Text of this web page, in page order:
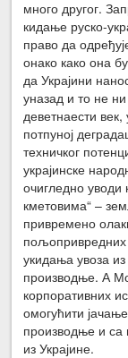
много другог.
кидање руско-
право да
онако како она
да Украјини
уназад и то не
деветнаести
потпуној
техничког
украјинске
очигледно
кметовима“ –
привремено
пољопривредних
укидања увоза
производње. А
корпоративних
омогућити
производње и са
из Украјине.